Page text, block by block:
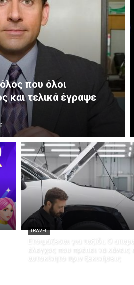
που όλοι
και τελικά έγραψε
TRAVEL
Ετοιμάζεσαι για ταξίδι; Ο
έλεγχος που πρέπει να κάνεις
αυτοκίνητο πριν ξεκινήσεις